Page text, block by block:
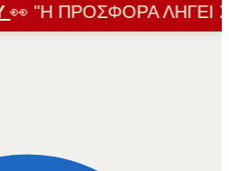
"Η ΠΡΟΣΦΟΡΆ ΛΉΓΕΙ